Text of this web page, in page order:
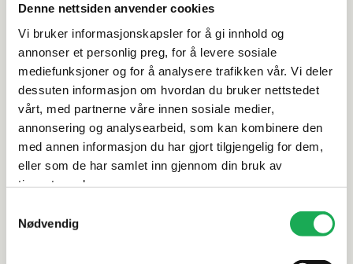
Denne nettsiden anvender cookies
Vi bruker informasjonskapsler for å gi innhold og
annonser et personlig preg, for å levere sosiale
mediefunksjoner og for å analysere trafikken vår. Vi deler
dessuten informasjon om hvordan du bruker nettstedet
vårt, med partnerne våre innen sosiale medier,
annonsering og analysearbeid, som kan kombinere den
med annen informasjon du har gjort tilgjengelig for dem,
eller som de har samlet inn gjennom din bruk av
tjenestene deres.
Nødvendig
Spesifikasjoner
Rengjøring og vedlikehold
Leveringsinformasjon
Dokumentasjon